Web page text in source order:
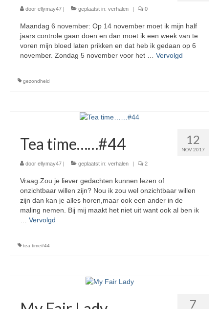
door ellymay47 | geplaatst in: verhalen | 0
Maandag 6 november: Op 14 november moet ik mijn half
jaars controle gaan doen en dan moet ik een week van te
voren mijn bloed laten prikken en dat heb ik gedaan op 6
november. Zondag 5 november voor het … Vervolgd
gezondheid
12
NOV 2017
Tea time……#44
door ellymay47 | geplaatst in: verhalen | 2
Vraag:Zou je liever gedachten kunnen lezen of
onzichtbaar willen zijn? Nou ik zou wel onzichtbaar willen
zijn dan kan je alles horen,maar ook een ander in de
maling nemen. Bij mij maakt het niet uit want ook al ben ik
Vervolgd
tea time#44
7